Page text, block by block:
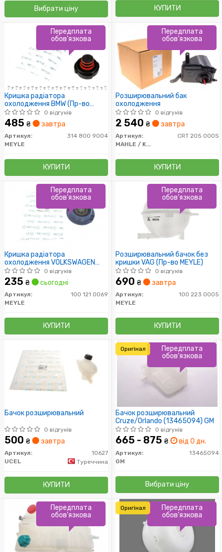
Вибрати ціну КУПИТИ
Кришка радіатора
охолодження BMW (Пр-во
MEYLE)
0 відгуків
485 ₴ завтра
Артикул:
314 800 9004
MEYLE
КУПИТИ
Передплата
обов'язкова
Розширювальний бак
охолодження
0 відгуків
2 540 ₴ завтра
Артикул:
CRT 205 000S
MAHLE / KNECHT
КУПИТИ
Передплата
обов'язкова
Кришка радіатора
охолодження VOLKSWAGEN
(Пр-во MEYLE)0 відгуків
235 ₴ сьогодні
Артикул:
100 121 0069
MEYLE
КУПИТИ
Передплата
обов'язкова
Розширювальний бачок без
кришки VAG (Пр-во MEYLE)
0 відгуків
690 ₴ завтра
Артикул:
100 223 0005
MEYLE
КУПИТИ
Передплата
обов'язкова
Бачок розширювальний
0 відгуків
500 ₴ завтра
Артикул:
10627
UCEL
Туреччина
КУПИТИ
Бачок розширювальний
Cruze/Orlando (13465094) GM
0 відгуків
665 - 875 ₴ від 0 дн.
Артикул:
13465094
GM
Вибрати ціну
Передплата
обов'язкова
Оригінал
Передплата
обов'язкова
Передплата
обов'язкова
Оригінал